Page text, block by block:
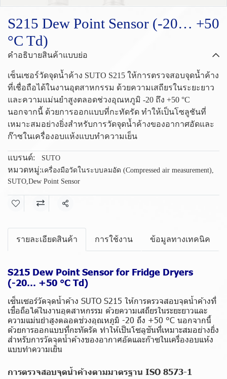
S215 Dew Point Sensor (-20… +50
°C Td)
คำอธิบายสินค้าแบบย่อ
เซ็นเซอร์วัดจุดน้ำค้าง SUTO S215 ให้การตรวจสอบจุดน้ำค้าง
ที่เชื่อถือได้ในงานอุตสาหกรรม ด้วยความเสถียรในระยะยาว
และความแม่นยำสูงตลอดช่วงอุณหภูมิ -20 ถึง +50 °C
นอกจากนี้ ด้วยการออกแบบที่กะทัดรัด ทำให้เป็นโซลูชันที่
เหมาะสมอย่างยิ่งสำหรับการวัดจุดน้ำค้างของอากาศอัดและ
ก๊าซในเครื่องอบแห้งแบบทำความเย็น
แบรนด์: SUTO
หมวดหมู่:เครื่องมือวัดในระบบลมอัด (Compressed air measurement),
SUTO,Dew Point Sensor
แชร์
รายละเอียดสินค้า การใช้งาน ข้อมูลทางเทคนิค
S215 Dew Point Sensor for Fridge Dryers
(-20… +50 °C Td)
เซ็นเซอร์วัดจุดน้ำค้าง SUTO S215 ให้การตรวจสอบจุดน้ำค้างที่
เชื่อถือได้ในงานอุตสาหกรรม ด้วยความเสถียรในระยะยาวและ
ความแม่นยำสูงตลอดช่วงอุณหภูมิ -20 ถึง +50 °C นอกจากนี้
ด้วยการออกแบบที่กะทัดรัด ทำให้เป็นโซลูชันที่เหมาะสมอย่างยิ่ง
สำหรับการวัดจุดน้ำค้างของอากาศอัดและก๊าซในเครื่องอบแห้ง
แบบทำความเย็น
การตรวจสอบจุดน้ำค้างตามมาตรฐาน ISO 8573-1